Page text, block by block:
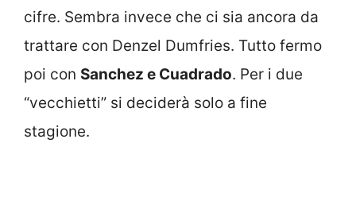
cifre. Sembra invece che ci sia ancora da
trattare con Denzel Dumfries. Tutto fermo
poi con Sanchez e Cuadrado. Per i due
“vecchietti” si deciderà solo a fine
stagione.